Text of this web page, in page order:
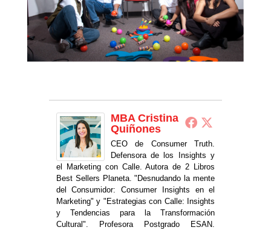
MBA Cristina
Quiñones
CEO de Consumer Truth.
Defensora de los Insights y
el Marketing con Calle. Autora de 2 Libros
Best Sellers Planeta. "Desnudando la mente
del Consumidor: Consumer Insights en el
Marketing" y "Estrategias con Calle: Insights
y Tendencias para la Transformación
Cultural". Profesora Postgrado ESAN.